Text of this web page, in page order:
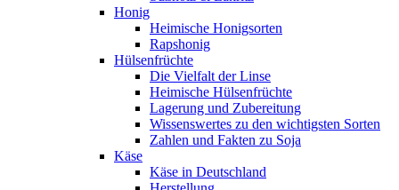
Honig
Heimische Honigsorten
Rapshonig
Hülsenfrüchte
Die Vielfalt der Linse
Heimische Hülsenfrüchte
Lagerung und Zubereitung
Wissenswertes zu den wichtigsten Sorten
Zahlen und Fakten zu Soja
Käse
Käse in Deutschland